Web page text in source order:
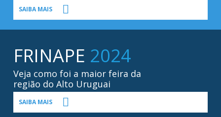
SAIBA MAIS
FRINAPE 2024
Veja como foi a maior feira da
região do Alto Uruguai
SAIBA MAIS